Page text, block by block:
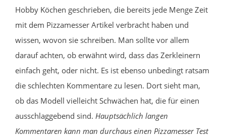
Hobby Köchen geschrieben, die bereits jede Menge Zeit
mit dem Pizzamesser Artikel verbracht haben und
wissen, wovon sie schreiben. Man sollte vor allem
darauf achten, ob erwähnt wird, dass das Zerkleinern
einfach geht, oder nicht. Es ist ebenso unbedingt ratsam
die schlechten Kommentare zu lesen. Dort sieht man,
ob das Modell vielleicht Schwächen hat, die für einen
ausschlaggebend sind. Hauptsächlich langen
Kommentaren kann man durchaus einen Pizzamesser Test